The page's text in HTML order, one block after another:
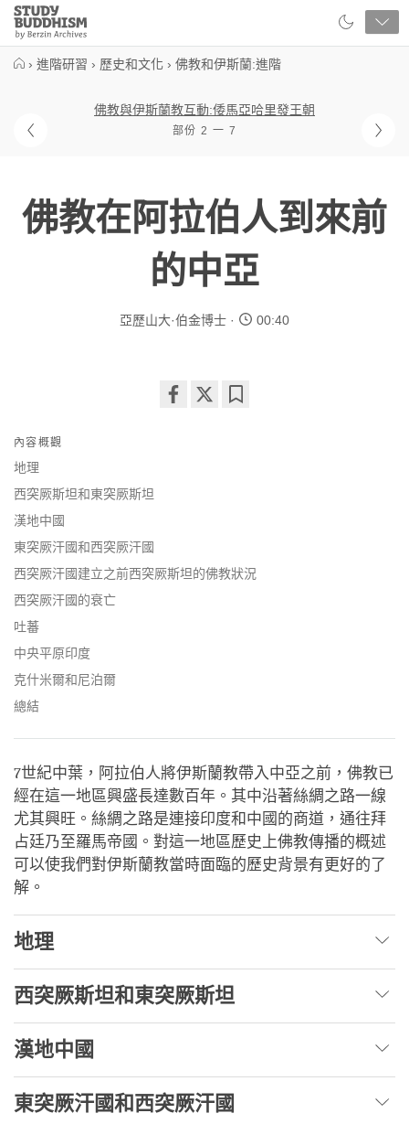
Close
Study
Buddhism
› 進階研習 › 歷史和文化 › 佛教和伊斯蘭:進階
佛教與伊斯蘭教互動:倭馬亞哈里發王朝
部份 2 一 7
佛教在阿拉伯人到來前
的中亞
亞歷山大·伯金博士 00:40
內容概觀
地理
西突厥斯坦和東突厥斯坦
漢地中國
東突厥汗國和西突厥汗國
西突厥汗國建立之前西突厥斯坦的佛教狀況
西突厥汗國的衰亡
吐蕃
中央平原印度
克什米爾和尼泊爾
總結
7世紀中葉，阿拉伯人將伊斯蘭教帶入中亞之前，佛教已
經在這一地區興盛長達數百年。其中沿著絲綢之路一線
尤其興旺。絲綢之路是連接印度和中國的商道，通往拜
占廷乃至羅馬帝國。對這一地區歷史上佛教傳播的概述
可以使我們對伊斯蘭教當時面臨的歷史背景有更好的了
解。
地理
西突厥斯坦和東突厥斯坦
漢地中國
東突厥汗國和西突厥汗國